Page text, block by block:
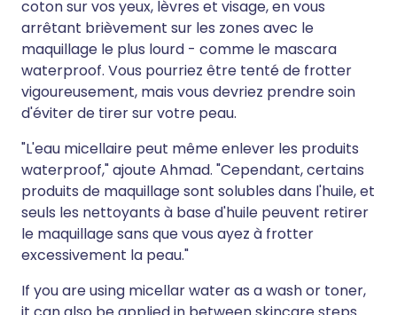
coton sur vos yeux, lèvres et visage, en vous
arrêtant brièvement sur les zones avec le
maquillage le plus lourd - comme le mascara
waterproof. Vous pourriez être tenté de frotter
vigoureusement, mais vous devriez prendre soin
d'éviter de tirer sur votre peau.
"L'eau micellaire peut même enlever les produits
waterproof," ajoute Ahmad. "Cependant, certains
produits de maquillage sont solubles dans l'huile, et
seuls les nettoyants à base d'huile peuvent retirer
le maquillage sans que vous ayez à frotter
excessivement la peau."
If you are using micellar water as a wash or toner,